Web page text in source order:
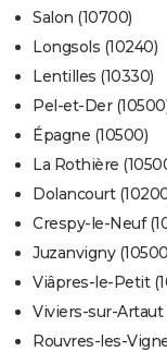
Salon (10700)
Longsols (10240)
Lentilles (10330)
Pel-et-Der
Épagne (10500)
La Rothière
Dolancourt
Crespy-le-Neuf
Juzanvigny
Viâpres-le-Petit
Viviers-sur-Artaut
Rouvres-les-